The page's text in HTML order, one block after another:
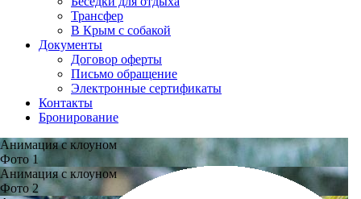
Трансфер
В Крым с собакой
Документы
Договор оферты
Письмо обращение
Электронные сертификаты
Контакты
Бронирование
Анимация с клоуном
Фото 1
Анимация с клоуном
Фото 2